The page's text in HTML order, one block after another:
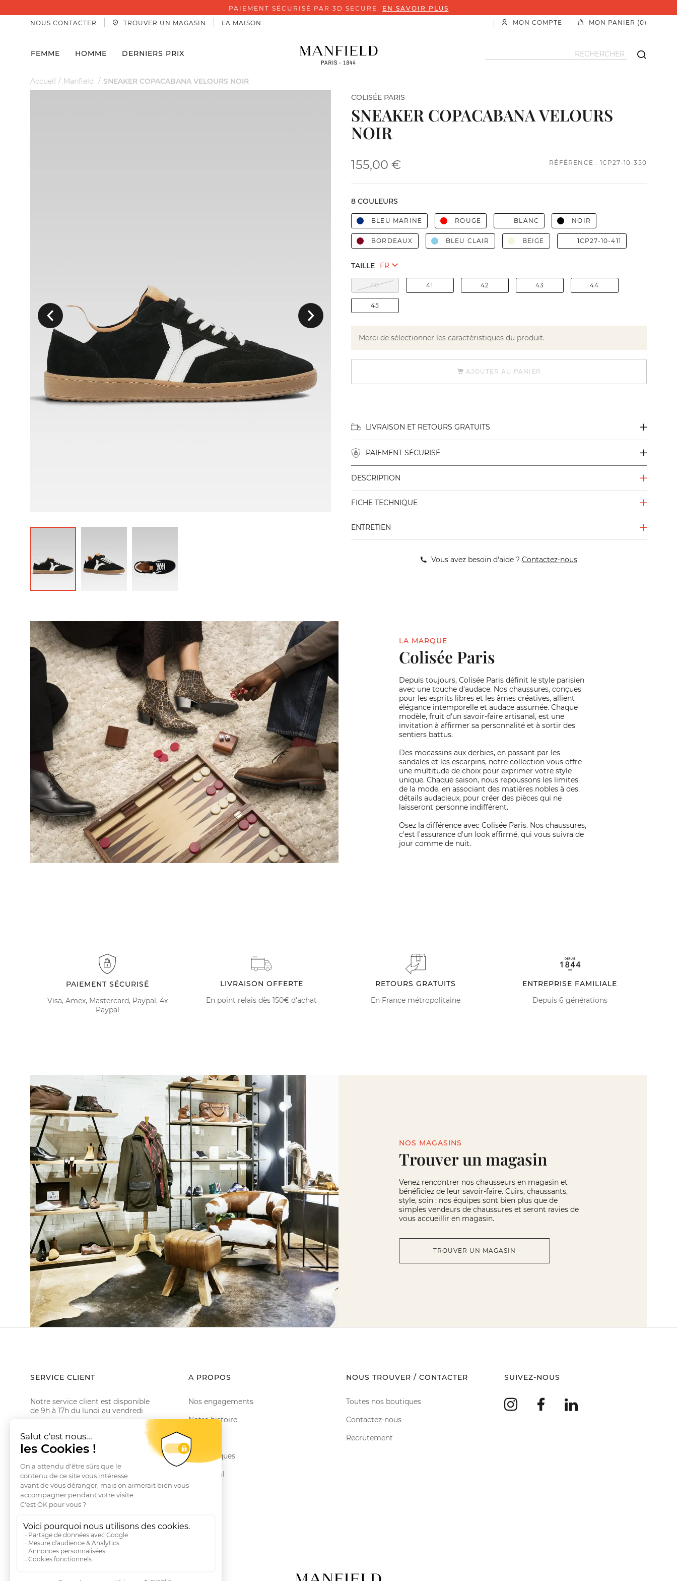
PAIEMENT SÉCURISÉ PAR 3D SECURE. EN SAVOIR PLUS
NOUS CONTACTER
TROUVER UN MAGASIN LA MAISON MON COMPTE MON PANIER (0)
FEMME HOMME DERNIERS PRIX
Accueil Manfield SNEAKER COPACABANA VELOURS NOIR
Précedent Suivant
COLISÉE PARIS
SNEAKER COPACABANA VELOURS
NOIR
155,00 € RÉFÉRENCE : 1CP27-10-350
8 COULEURS
BLEU MARINE ROUGE BLANC NOIR
BORDEAUX BLEU CLAIR BEIGE 1CP27-10-411
TAILLE
40 41 42 43 44
45
Merci de sélectionner les caractéristiques du produit.
AJOUTER AU PANIER
LIVRAISON ET RETOURS GRATUITS
PAIEMENT SÉCURISÉ
DESCRIPTION
FICHE TECHNIQUE
ENTRETIEN
Vous avez besoin d'aide ? Contactez-nous
LA MARQUE
Colisée Paris
Depuis toujours, Colisée Paris définit le style parisien
avec une touche d'audace. Nos chaussures, conçues
pour les esprits libres et les âmes créatives, allient
élégance intemporelle et audace assumée. Chaque
modèle, fruit d'un savoir-faire artisanal, est une
invitation à affirmer sa personnalité et à sortir des
sentiers battus.
Des mocassins aux derbies, en passant par les
sandales et les escarpins, notre collection vous offre
une multitude de choix pour exprimer votre style
unique. Chaque saison, nous repoussons les limites
de la mode, en associant des matières nobles à des
détails audacieux, pour créer des pièces qui ne
laisseront personne indifférent.
Osez la différence avec Colisée Paris. Nos chaussures,
c'est l'assurance d'un look affirmé, qui vous suivra de
jour comme de nuit.
PAIEMENT SÉCURISÉ
Visa, Amex, Mastercard, Paypal, 4x
Paypal
LIVRAISON OFFERTE
En point relais dès 150€ d'achat
RETOURS GRATUITS
En France métropolitaine
ENTREPRISE FAMILIALE
Depuis 6 générations
NOS MAGASINS
Trouver un magasin
Venez rencontrer nos chausseurs en magasin et
bénéficiez de leur savoir-faire. Cuirs, chaussants,
style, soin : nos équipes sont bien plus que de
simples vendeurs de chaussures et seront ravies de
vous accueillir en magasin.
TROUVER UN MAGASIN
SERVICE CLIENT
Notre service client est disponible
de 9h à 17h du lundi au vendredi
Email serviceclient@manbow.fr
Téléphone01 78 35 10 20
Conditions générales des promotions
Conditions générales de vente
Questions fréquentes
Livraisons et Retours
RGPD
A PROPOS
Nos engagements
Notre histoire
Le Club
Nos marques
Le Journal
NOUS TROUVER / CONTACTER
Toutes nos boutiques
Contactez-nous
Recrutement
SUIVEZ-NOUS
InstagramFacebook
LinkedIn